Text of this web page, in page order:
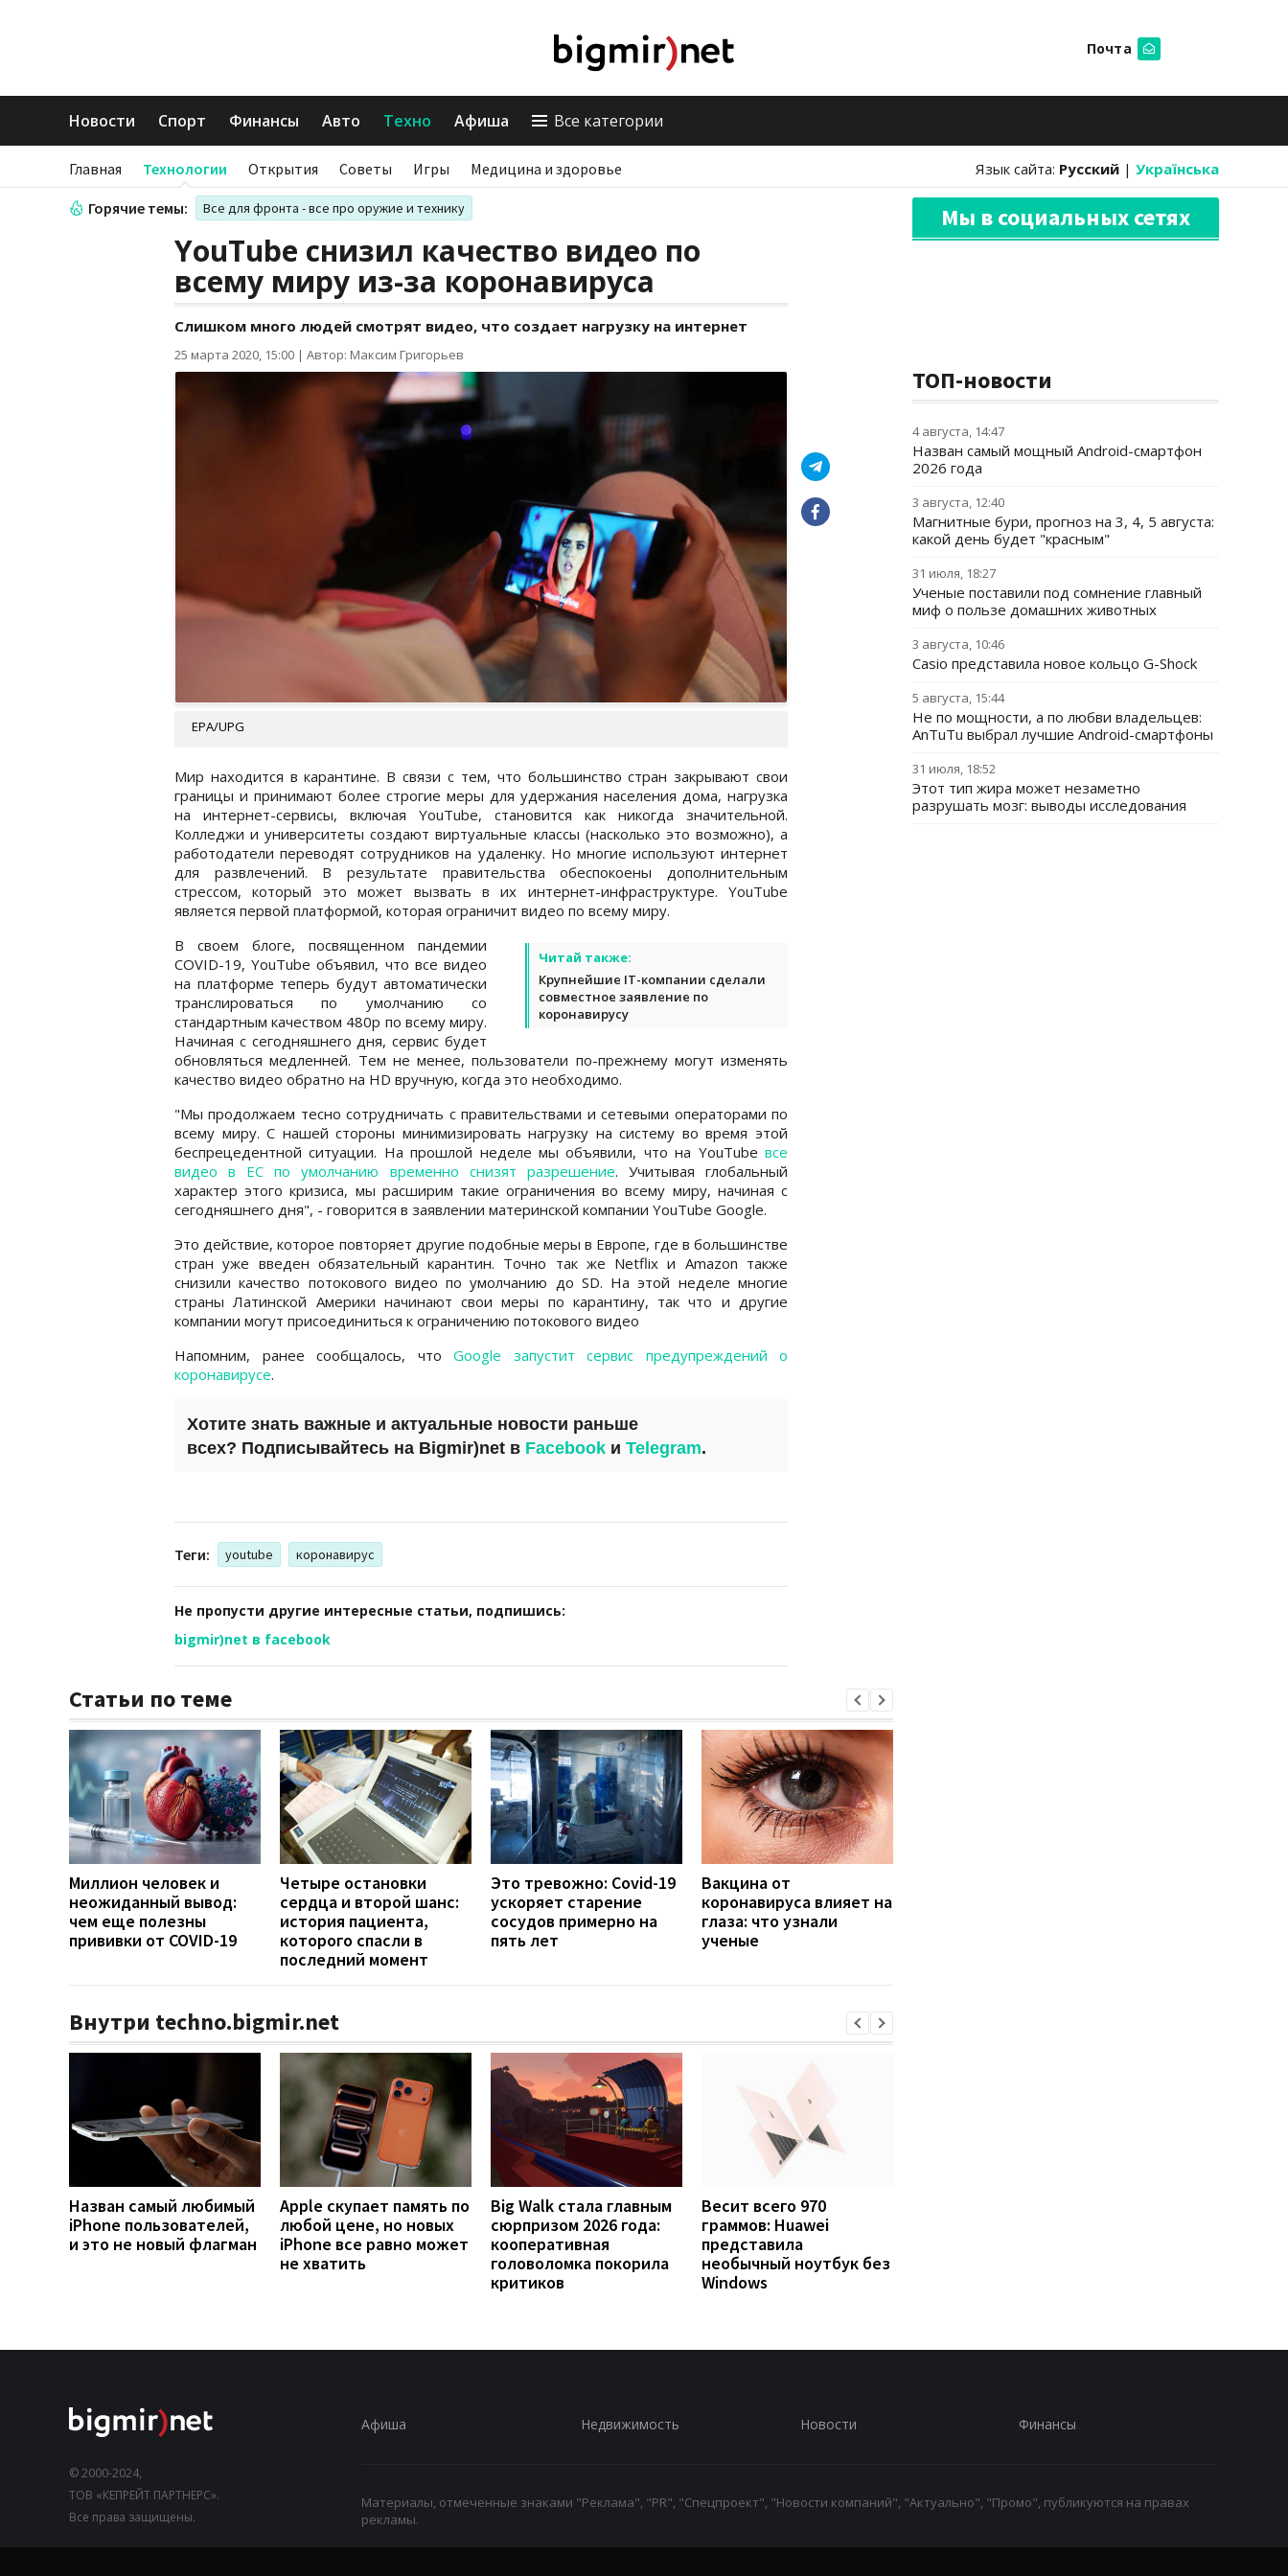
Почта
Новости Спорт Финансы Авто Техно Афиша Все категории
Главная Технологии Открытия Советы Игры Медицина и здоровье Язык сайта: Русский | Українська
Горячие темы: Все для фронта - все про оружие и технику
YouTube снизил качество видео по
всему миру из-за коронавируса
Слишком много людей смотрят видео, что создает нагрузку на интернет
25 марта 2020, 15:00 | Автор: Максим Григорьев
EPA/UPG
Мир находится в карантине. В связи с тем, что большинство стран закрывают свои
границы и принимают более строгие меры для удержания населения дома, нагрузка
на интернет-сервисы, включая YouTube, становится как никогда значительной.
Колледжи и университеты создают виртуальные классы (насколько это возможно), а
работодатели переводят сотрудников на удаленку. Но многие используют интернет
для развлечений. В результате правительства обеспокоены дополнительным
стрессом, который это может вызвать в их интернет-инфраструктуре. YouTube
является первой платформой, которая ограничит видео по всему миру.
Читай также:
Крупнейшие IT-компании сделали
совместное заявление по
коронавирусу
В своем блоге, посвященном пандемии
COVID-19, YouTube объявил, что все видео
на платформе теперь будут автоматически
транслироваться по умолчанию со
стандартным качеством 480p по всему миру.
Начиная с сегодняшнего дня, сервис будет
обновляться медленней. Тем не менее, пользователи по-прежнему могут изменять
качество видео обратно на HD вручную, когда это необходимо.
"Мы продолжаем тесно сотрудничать с правительствами и сетевыми операторами по
всему миру. С нашей стороны минимизировать нагрузку на систему во время этой
беспрецедентной ситуации. На прошлой неделе мы объявили, что на YouTube все
видео в ЕС по умолчанию временно снизят разрешение. Учитывая глобальный
характер этого кризиса, мы расширим такие ограничения во всему миру, начиная с
сегодняшнего дня", - говорится в заявлении материнской компании YouTube Google.
Это действие, которое повторяет другие подобные меры в Европе, где в большинстве
стран уже введен обязательный карантин. Точно так же Netflix и Amazon также
снизили качество потокового видео по умолчанию до SD. На этой неделе многие
страны Латинской Америки начинают свои меры по карантину, так что и другие
компании могут присоединиться к ограничению потокового видео
Напомним, ранее сообщалось, что Google запустит сервис предупреждений о
коронавирусе.
Хотите знать важные и актуальные новости раньше
всех? Подписывайтесь на Bigmir)net в Facebook и Telegram.
Теги: youtube коронавирус
Не пропусти другие интересные статьи, подпишись:
bigmir)net в facebook
Статьи по теме
Миллион человек и
неожиданный вывод:
чем еще полезны
прививки от COVID-19
Четыре остановки
сердца и второй шанс:
история пациента,
которого спасли в
последний момент
Это тревожно: Covid-19
ускоряет старение
сосудов примерно на
пять лет
Вакцина от
коронавируса влияет на
глаза: что узнали
ученые
Внутри techno.bigmir.net
Назван самый любимый
iPhone пользователей,
и это не новый флагман
Apple скупает память по
любой цене, но новых
iPhone все равно может
не хватить
Big Walk стала главным
сюрпризом 2026 года:
кооперативная
головоломка покорила
критиков
Весит всего 970
граммов: Huawei
представила
необычный ноутбук без
Windows
Мы в социальных сетях
ТОП-новости
4 августа, 14:47
Назван самый мощный Android-смартфон
2026 года
3 августа, 12:40
Магнитные бури, прогноз на 3, 4, 5 августа:
какой день будет "красным"
31 июля, 18:27
Ученые поставили под сомнение главный
миф о пользе домашних животных
3 августа, 10:46
Casio представила новое кольцо G-Shock
5 августа, 15:44
Не по мощности, а по любви владельцев:
AnTuTu выбрал лучшие Android-смартфоны
31 июля, 18:52
Этот тип жира может незаметно
разрушать мозг: выводы исследования
© 2000-2024,
ТОВ «КЕПРЕЙТ ПАРТНЕРС».
Все права защищены.
Афиша Недвижимость Новости Финансы
Материалы, отмеченные знаками "Реклама", "PR", "Спецпроект", "Новости компаний", "Актуально", "Промо", публикуются на правах
рекламы.